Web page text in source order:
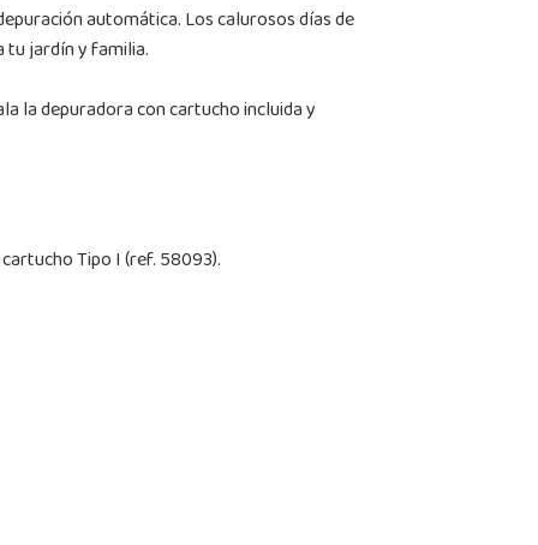
automática. Los calurosos días de
tu jardín y familia.
la depuradora con cartucho incluida y
Tipo I (ref. 58093).